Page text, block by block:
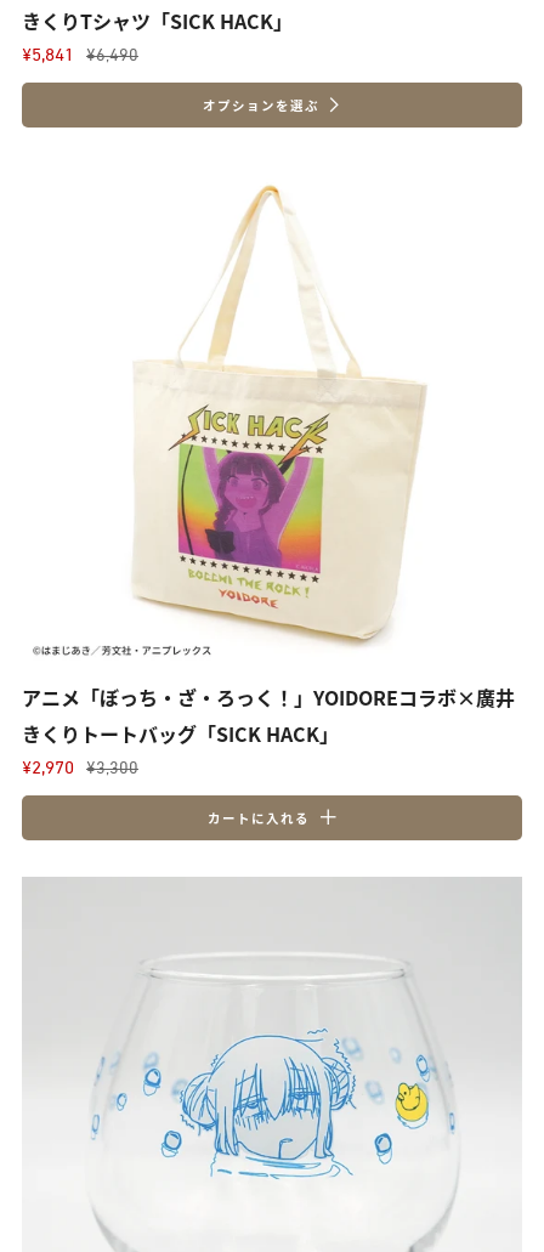
きくりTシャツ「SICK HACK」
¥5,841 ¥6,490
オプションを選ぶ
アニメ「ぼっち・ざ・ろっく！」YOIDOREコラボ×廣井
きくりトートバッグ「SICK HACK」
¥2,970 ¥3,300
カートに入れる